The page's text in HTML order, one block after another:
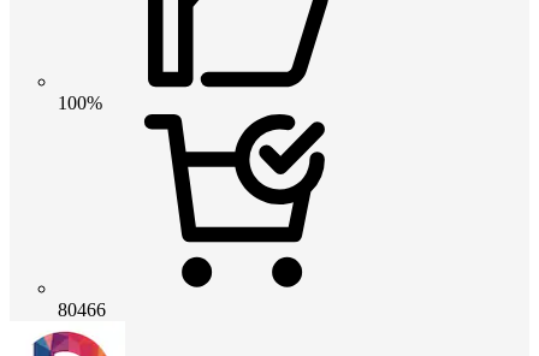
100%
80466